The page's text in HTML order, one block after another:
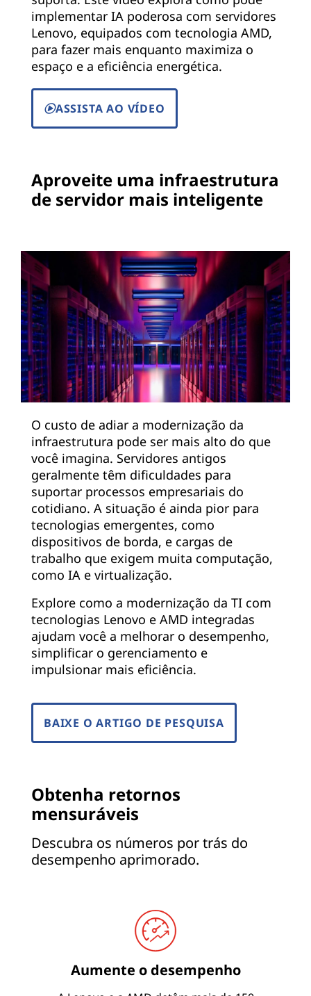
implementar IA poderosa com servidores
Lenovo, equipados com tecnologia AMD,
para fazer mais enquanto maximiza o
espaço e a eficiência energética.
ASSISTA AO VÍDEO
Aproveite uma infraestrutura
de servidor mais inteligente
O custo de adiar a modernização da
infraestrutura pode ser mais alto do que
você imagina. Servidores antigos
geralmente têm dificuldades para
suportar processos empresariais do
cotidiano. A situação é ainda pior para
tecnologias emergentes, como
dispositivos de borda, e cargas de
trabalho que exigem muita computação,
como IA e virtualização.
Explore como a modernização da TI com
tecnologias Lenovo e AMD integradas
ajudam você a melhorar o desempenho,
simplificar o gerenciamento e
impulsionar mais eficiência.
BAIXE O ARTIGO DE PESQUISA
Obtenha retornos
mensuráveis
Descubra os números por trás do
desempenho aprimorado.
Aumente o desempenho